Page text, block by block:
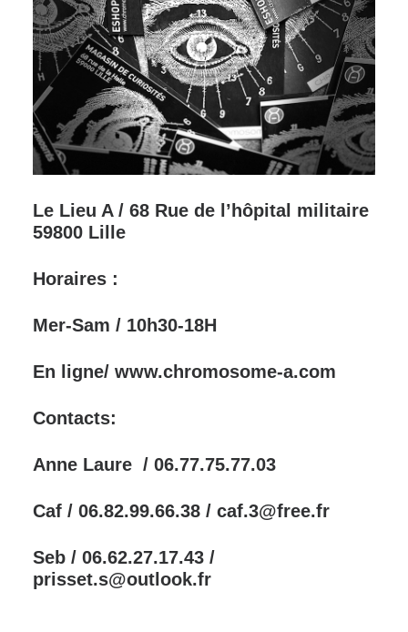
Le Lieu A / 68 Rue de l’hôpital militaire
59800 Lille
Horaires :
Mer-Sam / 10h30-18H
En ligne/ www.chromosome-a.com
Contacts:
Anne Laure / 06.77.75.77.03
Caf / 06.82.99.66.38 / caf.3@free.fr
Seb / 06.62.27.17.43 /
prisset.s@outlook.fr